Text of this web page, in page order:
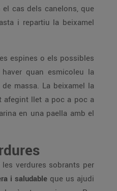
cas dels canelons, que
i repartiu la beixamel
espines o els possibles
quan esmicoleu la
massa. La beixamel la
afegint llet a poc a poc a
en una paella amb el
verdures sobrants per
i saludable que us ajudi